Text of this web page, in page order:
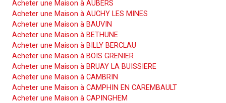
Acheter une Maison à AUBERS
Acheter une Maison à AUCHY LES MINES
Acheter une Maison à BAUVIN
Acheter une Maison à BETHUNE
Acheter une Maison à BILLY BERCLAU
Acheter une Maison à BOIS GRENIER
Acheter une Maison à BRUAY LA BUISSIERE
Acheter une Maison à CAMBRIN
Acheter une Maison à CAMPHIN EN CAREMBAULT
Acheter une Maison à CAPINGHEM